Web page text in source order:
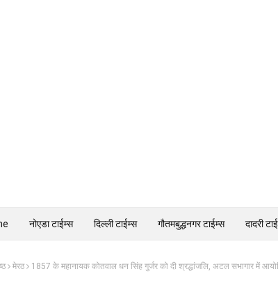
नोएडा टाईम्स दिल्ली टाईम्स गौतमबुद्धनगर टाईम्स दादरी
मेरठ 1857 के महानायक कोतवाल धन सिंह गुर्जर को दी श्रद्धांजलि, अटल सभागार में